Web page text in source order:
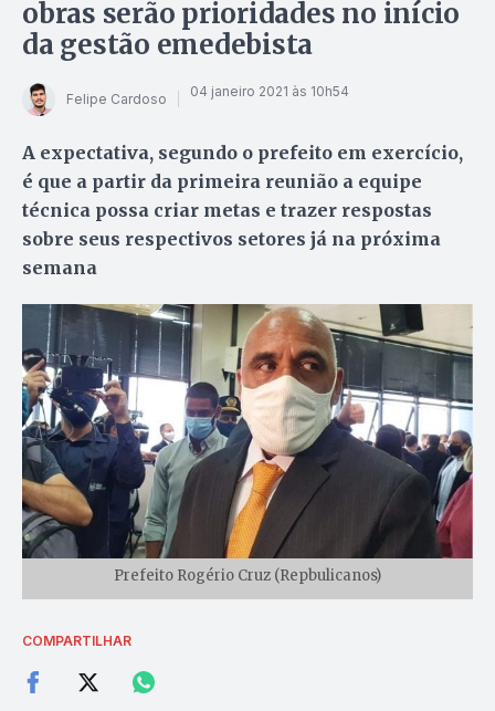
obras serão prioridades no início
da gestão emedebista
Felipe Cardoso 04 janeiro 2021 às 10h54
A expectativa, segundo o prefeito em exercício,
é que a partir da primeira reunião a equipe
técnica possa criar metas e trazer respostas
sobre seus respectivos setores já na próxima
semana
Prefeito Rogério Cruz (Repbulicanos)
COMPARTILHAR